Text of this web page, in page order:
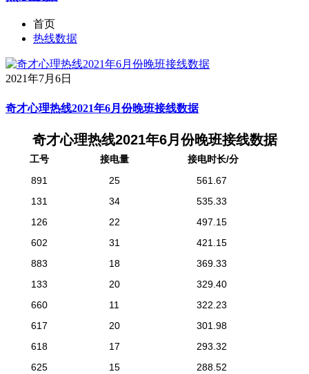
首页
热线数据
2021年7月6日
奇才心理热线2021年6月份晚班接线数据
奇才心理热线2021年6月份晚班接线数据
工号 接电量
接电时长/分
891
25
561.67
131
34
535.33
126
22
497.15
602
31
421.15
883
18
369.33
133
20
329.40
660
11
322.23
617
20
301.98
618
17
293.32
625
15
288.52